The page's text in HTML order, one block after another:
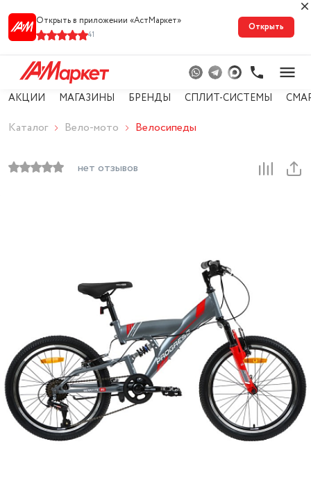
Открыть в приложении «АстМарке‪т‬»
41
Открыть
АКЦИИ МАГАЗИНЫ БРЕНДЫ СПЛИТ-СИСТЕМЫ
Каталог Вело-мото Велосипеды
нет отзывов